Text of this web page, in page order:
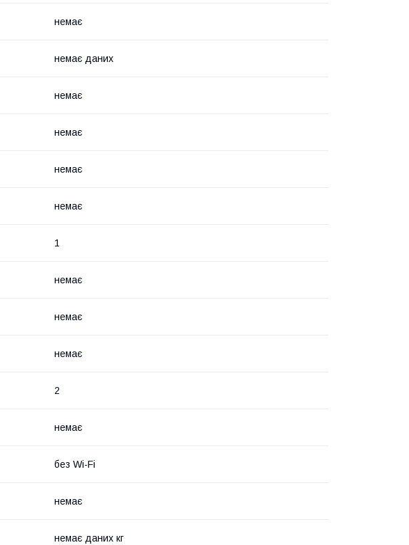
немає
немає даних
немає
немає
немає
немає
1
немає
немає
немає
2
немає
без Wi-Fi
немає
немає даних кг